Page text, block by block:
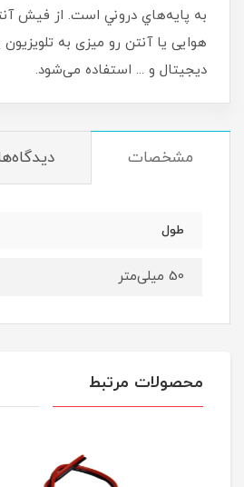
به پایه‌هاي دروني است. از فیش
هوایی یا آنتن رو میزی به تلویزیون
دیجیتال و ... استفاده می‌شود.
مشخصات
طول
50 میلی‌متر
محصولات مرتبط